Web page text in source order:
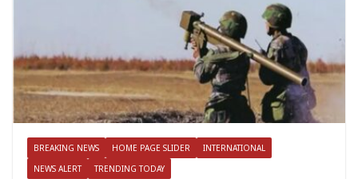
BREAKING NEWS HOME PAGE SLIDER
INTERNATIONAL
NEWS ALERT
TRENDING TODAY